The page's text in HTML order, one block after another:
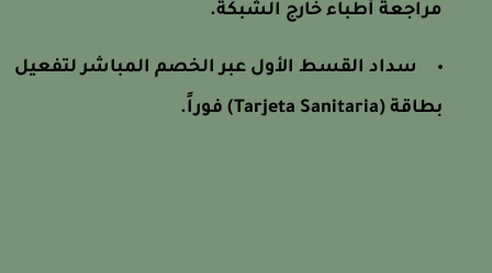
مراجعة أطباء خارج الشبكة.
سداد القسط الأول عبر الخصم المباشر لتفعيل
بطاقة (Tarjeta Sanitaria) فوراً.